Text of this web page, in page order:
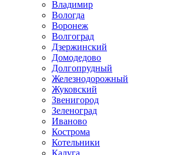
Владимир
Вологда
Воронеж
Волгоград
Дзержинский
Домодедово
Долгопрудный
Железнодорожный
Жуковский
Звенигород
Зеленоград
Иваново
Кострома
Котельники
Калуга